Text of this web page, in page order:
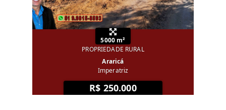
5000 m²
PROPRIEDADE RURAL
Araricá
Imperatriz
R$ 250.000